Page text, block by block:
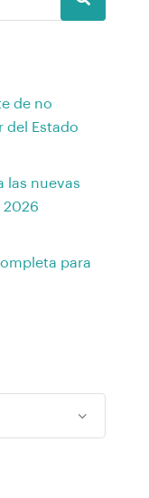
de no
del Estado
las nuevas
2026
para